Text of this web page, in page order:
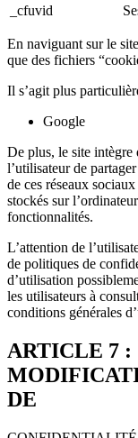
_cfuvid
En naviguant sur le
que des fichiers
Il s’agit plus
Google
De plus, le site intègre
l’utilisateur de
de ces réseaux
stockés sur
fonctionnalités.
L’attention de
de politiques de
d’utilisation
les utilisateurs à
conditions générales
ARTICLE 7 :
DE